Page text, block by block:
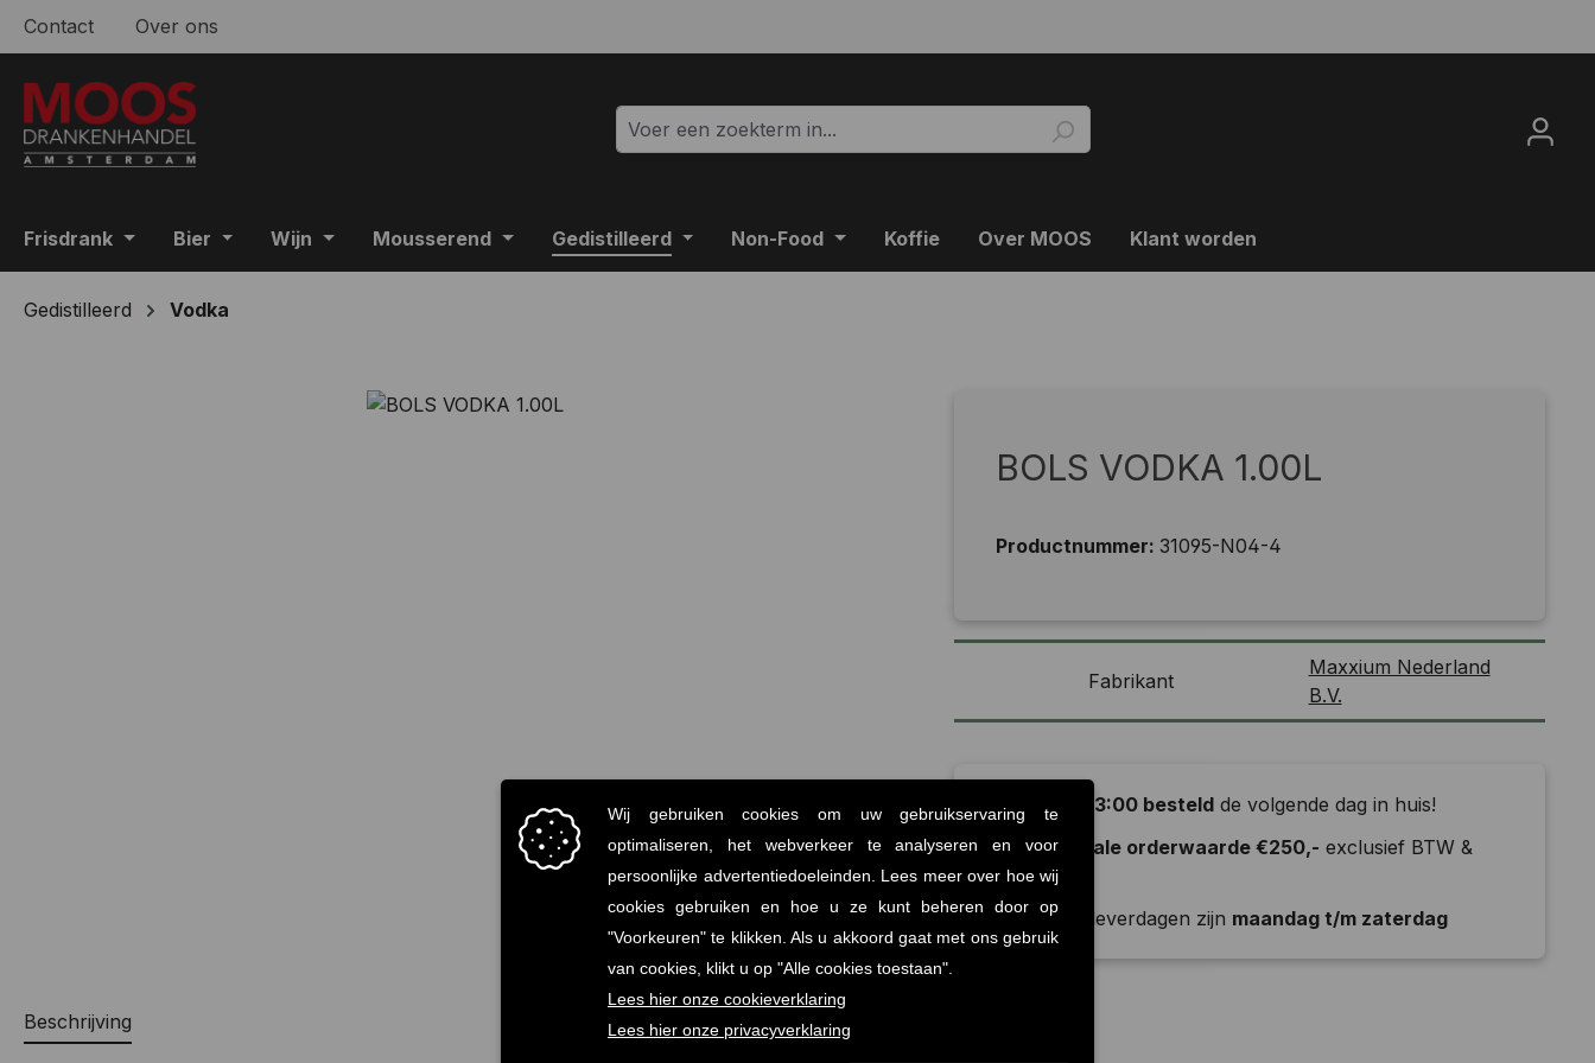
naar de hoofdinhoud
Ga naar de zoekopdracht
Ga naar de hoofdnavigatie
Contact Over ons
Frisdrank Bier Wijn Mousserend Gedistilleerd Non-Food Koffie Over MOOS Klant worden
Gedistilleerd Vodka
BOLS VODKA 1.00L
Productnummer: 31095-N04-4
Fabrikant
Maxxium Nederland
B.V.
Voor 13:00 besteld de volgende dag in huis!
Minimale orderwaarde €250,- exclusief BTW &
statiegeld
Onze leverdagen zijn maandag t/m zaterdag
Beschrijving